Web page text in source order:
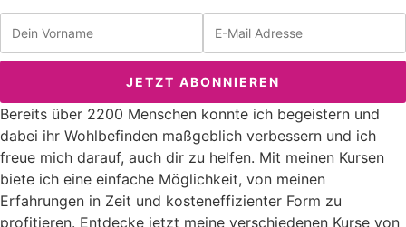
Bereits über 2200 Menschen konnte ich begeistern und
dabei ihr Wohlbefinden maßgeblich verbessern und ich
freue mich darauf, auch dir zu helfen. Mit meinen Kursen
biete ich eine einfache Möglichkeit, von meinen
Erfahrungen in Zeit und kosteneffizienter Form zu
profitieren. Entdecke jetzt meine verschiedenen Kurse von